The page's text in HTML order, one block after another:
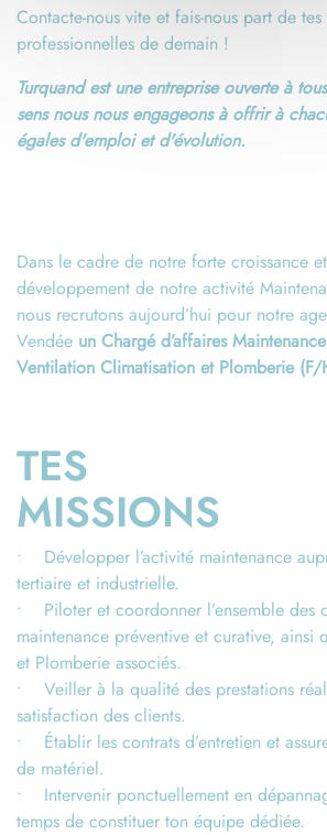
Contacte-nous vite et fais-nous part de tes
professionnelles de demain !
Turquand est une entreprise ouverte à
sens nous nous engageons à offrir à
égales d'emploi et d'évolution.
Dans le cadre de notre forte croissance
développement de notre activité
nous recrutons aujourd’hui pour notre
Vendée un Chargé d’affaires
Ventilation Climatisation et Plomberie (F/
TES
MISSIONS
• Développer l’activité maintenance
tertiaire et industrielle.
• Piloter et coordonner l’ensemble des
maintenance préventive et curative, ainsi
et Plomberie associés.
• Veiller à la qualité des prestations
satisfaction des clients.
• Établir les contrats d’entretien et
de matériel.
• Intervenir ponctuellement en
temps de constituer ton équipe dédiée.